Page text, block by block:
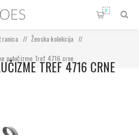
0
/ Ženska kolekcija
/
polučizme Tref 4716 crneTREF 4716 CRNE